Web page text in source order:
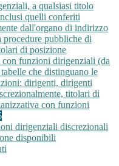
a qualsiasi titolo
quelli conferiti
dall'organo di indirizzo
procedure pubbliche di
di posizione
con funzioni dirigenziali (da
che distinguano le
dirigenti, dirigenti
titolari di
con funzioni
dirigenziali discrezionali
disponibili